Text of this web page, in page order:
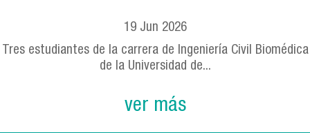
19 Jun 2026
Tres estudiantes de la carrera de Ingeniería Civil Biomédica
de la Universidad de...
ver más